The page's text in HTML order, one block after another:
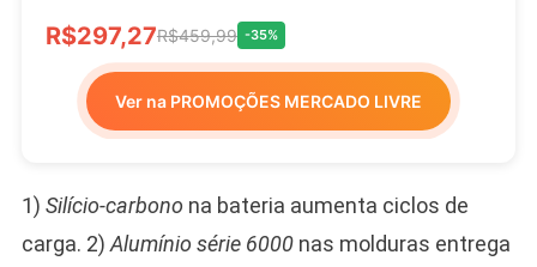
R$297,27R$459,99 -35%
Ver na PROMOÇÕES MERCADO LIVRE
1) Silício-carbono na bateria aumenta ciclos de
carga. 2) Alumínio série 6000nas molduras entrega